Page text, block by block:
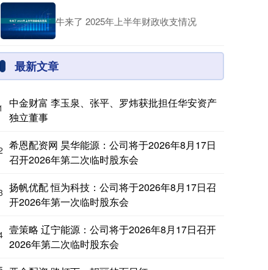
牛来了 2025年上半年财政收支情况
最新文章
中金财富 李玉泉、张平、罗炜获批担任华安资产
独立董事
希恩配资网 昊华能源：公司将于2026年8月17日
召开2026年第二次临时股东会
扬帆优配 恒为科技：公司将于2026年8月17日召
开2026年第一次临时股东会
壹策略 辽宁能源：公司将于2026年8月17日召开
2026年第二次临时股东会